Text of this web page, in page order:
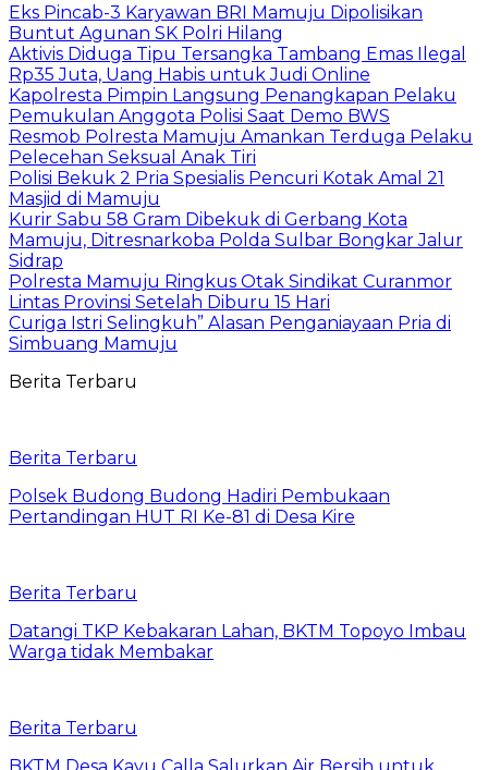
Eks Pincab-3 Karyawan BRI Mamuju Dipolisikan
Buntut Agunan SK Polri Hilang
Aktivis Diduga Tipu Tersangka Tambang Emas Ilegal
Rp35 Juta, Uang Habis untuk Judi Online
Kapolresta Pimpin Langsung Penangkapan Pelaku
Pemukulan Anggota Polisi Saat Demo BWS
Resmob Polresta Mamuju Amankan Terduga Pelaku
Pelecehan Seksual Anak Tiri
Polisi Bekuk 2 Pria Spesialis Pencuri Kotak Amal 21
Masjid di Mamuju
Kurir Sabu 58 Gram Dibekuk di Gerbang Kota
Mamuju, Ditresnarkoba Polda Sulbar Bongkar Jalur
Sidrap
Polresta Mamuju Ringkus Otak Sindikat Curanmor
Lintas Provinsi Setelah Diburu 15 Hari
Curiga Istri Selingkuh” Alasan Penganiayaan Pria di
Simbuang Mamuju
Berita Terbaru
Berita Terbaru
Polsek Budong Budong Hadiri Pembukaan
Pertandingan HUT RI Ke-81 di Desa Kire
Berita Terbaru
Datangi TKP Kebakaran Lahan, BKTM Topoyo Imbau
Warga tidak Membakar
Berita Terbaru
BKTM Desa Kayu Calla Salurkan Air Bersih untuk